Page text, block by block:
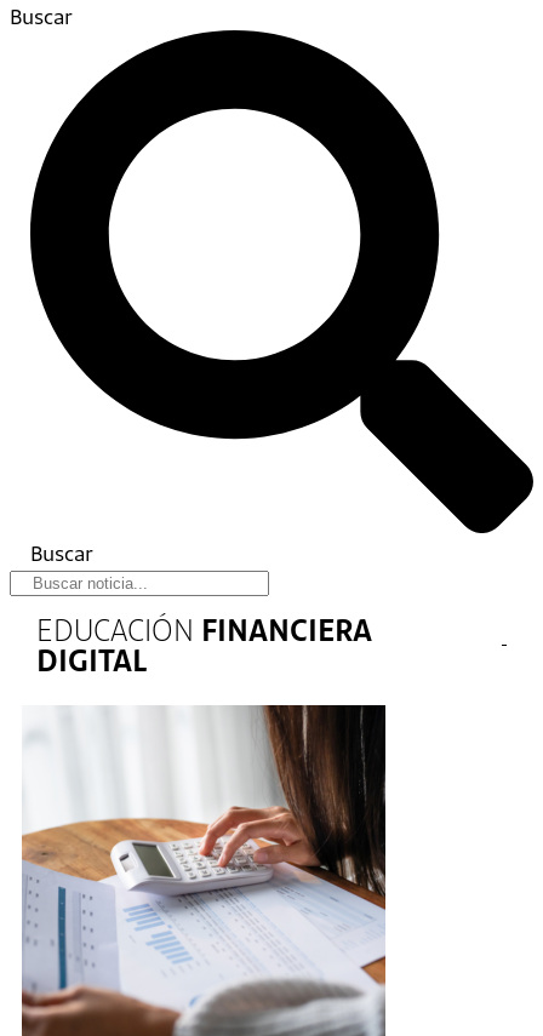
Buscar
Buscar
EDUCACIÓN FINANCIERA
DIGITAL